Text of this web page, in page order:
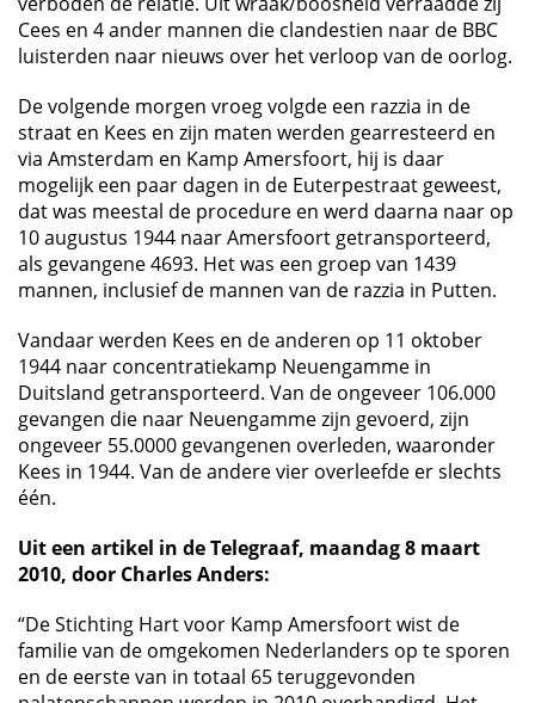
Cees en 4 ander mannen die clandestien naar de BBC
luisterden naar nieuws over het verloop van de oorlog.
De volgende morgen vroeg volgde een razzia in de
straat en Kees en zijn maten werden gearresteerd en
via Amsterdam en Kamp Amersfoort, hij is daar
mogelijk een paar dagen in de Euterpestraat geweest,
dat was meestal de procedure en werd daarna naar op
10 augustus 1944 naar Amersfoort getransporteerd,
als gevangene 4693. Het was een groep van 1439
mannen, inclusief de mannen van de razzia in Putten.
Vandaar werden Kees en de anderen op 11 oktober
1944 naar concentratiekamp Neuengamme in
Duitsland getransporteerd. Van de ongeveer 106.000
gevangen die naar Neuengamme zijn gevoerd, zijn
ongeveer 55.0000 gevangenen overleden, waaronder
Kees in 1944. Van de andere vier overleefde er slechts
één.
Uit een artikel in de Telegraaf, maandag 8 maart
2010, door Charles Anders:
“De Stichting Hart voor Kamp Amersfoort wist de
familie van de omgekomen Nederlanders op te sporen
en de eerste van in totaal 65 teruggevonden